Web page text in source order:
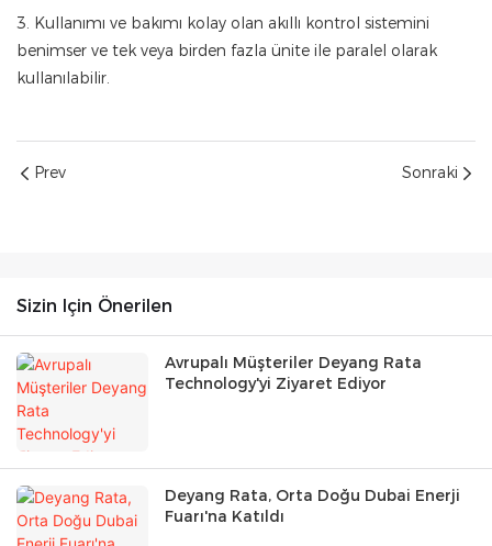
3. Kullanımı ve bakımı kolay olan akıllı kontrol sistemini
benimser ve tek veya birden fazla ünite ile paralel olarak
kullanılabilir.
Prev Sonraki
Sizin Için Önerilen
Avrupalı ​​Müşteriler Deyang Rata
Technology'yi Ziyaret Ediyor
Deyang Rata, Orta Doğu Dubai Enerji
Fuarı'na Katıldı